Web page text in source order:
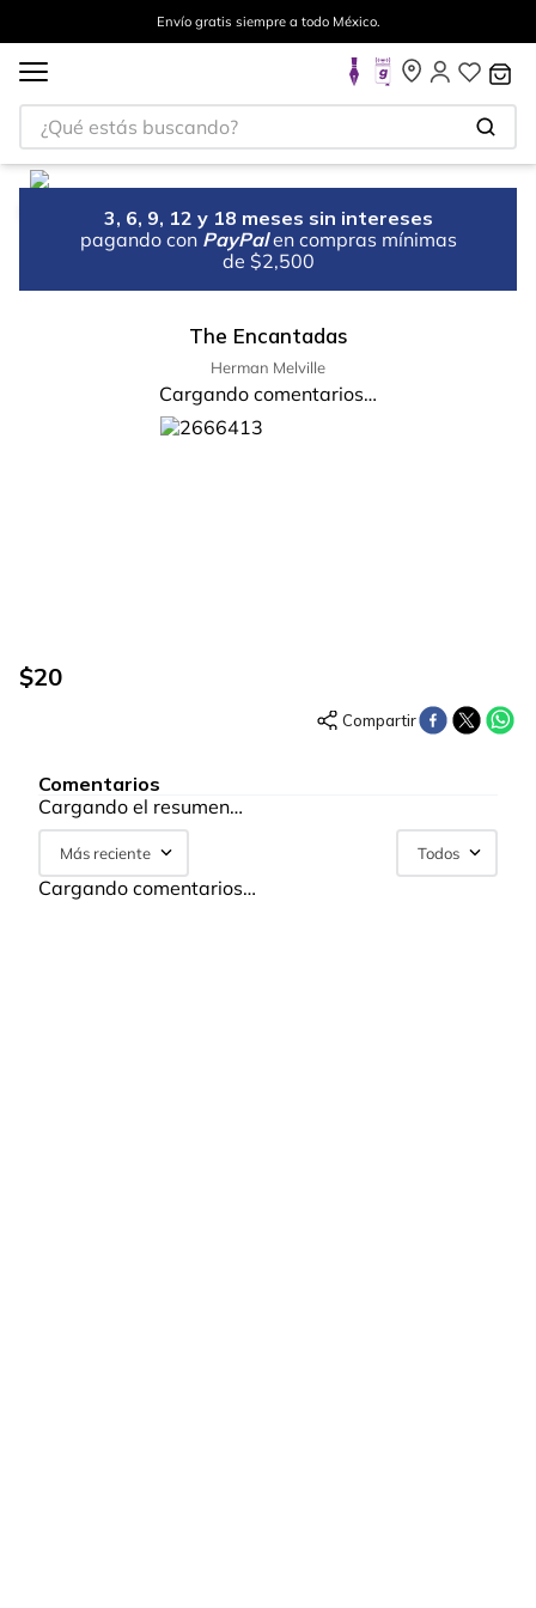
Envío gratis siempre a todo México.
3, 6, 9, 12 y 18 meses sin intereses
pagando con PayPal en compras mínimas
de $2,500
The Encantadas
Herman Melville
Cargando comentarios…
$20
Comentarios
Cargando el resumen…
Más reciente Todos
Cargando comentarios…